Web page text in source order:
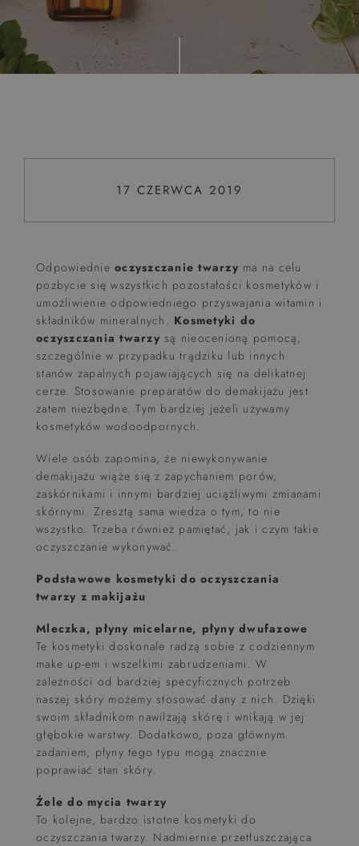
Top 5 bestsellers
WAKACJE nad morzem - Wyspa Skarbów - Pełne
atrakcji Lato 2026
17 CZERWCA 2019
Odpowiednie oczyszczanie twarzy ma na celu
pozbycie się wszystkich pozostałości kosmetyków i
umożliwienie odpowiedniego przyswajania witamin i
składników mineralnych. Kosmetyki do
oczyszczania twarzy są nieocenioną pomocą,
szczególnie w przypadku trądziku lub innych
stanów zapalnych pojawiających się na delikatnej
cerze. Stosowanie preparatów do demakijażu jest
zatem niezbędne. Tym bardziej jeżeli używamy
kosmetyków wodoodpornych.
Wiele osób zapomina, że niewykonywanie
demakijażu wiąże się z zapychaniem porów,
zaskórnikami i innymi bardziej uciążliwymi zmianami
skórnymi. Zresztą sama wiedza o tym, to nie
wszystko. Trzeba również pamiętać, jak i czym takie
oczyszczanie wykonywać.
Podstawowe kosmetyki do oczyszczania
twarzy z makijażu
Mleczka, płyny micelarne, płyny dwufazowe
Te kosmetyki doskonale radzą sobie z codziennym
make up-em i wszelkimi zabrudzeniami. W
zależności od bardziej specyficznych potrzeb
naszej skóry możemy stosować dany z nich. Dzięki
swoim składnikom nawilżają skórę i wnikają w jej
głębokie warstwy. Dodatkowo, poza głównym
zadaniem, płyny tego typu mogą znacznie
poprawiać stan skóry.
Żele do mycia twarzy
To kolejne, bardzo istotne kosmetyki do
oczyszczania twarzy. Nadmiernie przetłuszczająca